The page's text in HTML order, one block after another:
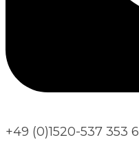
+49 (0)1520-537 353 6